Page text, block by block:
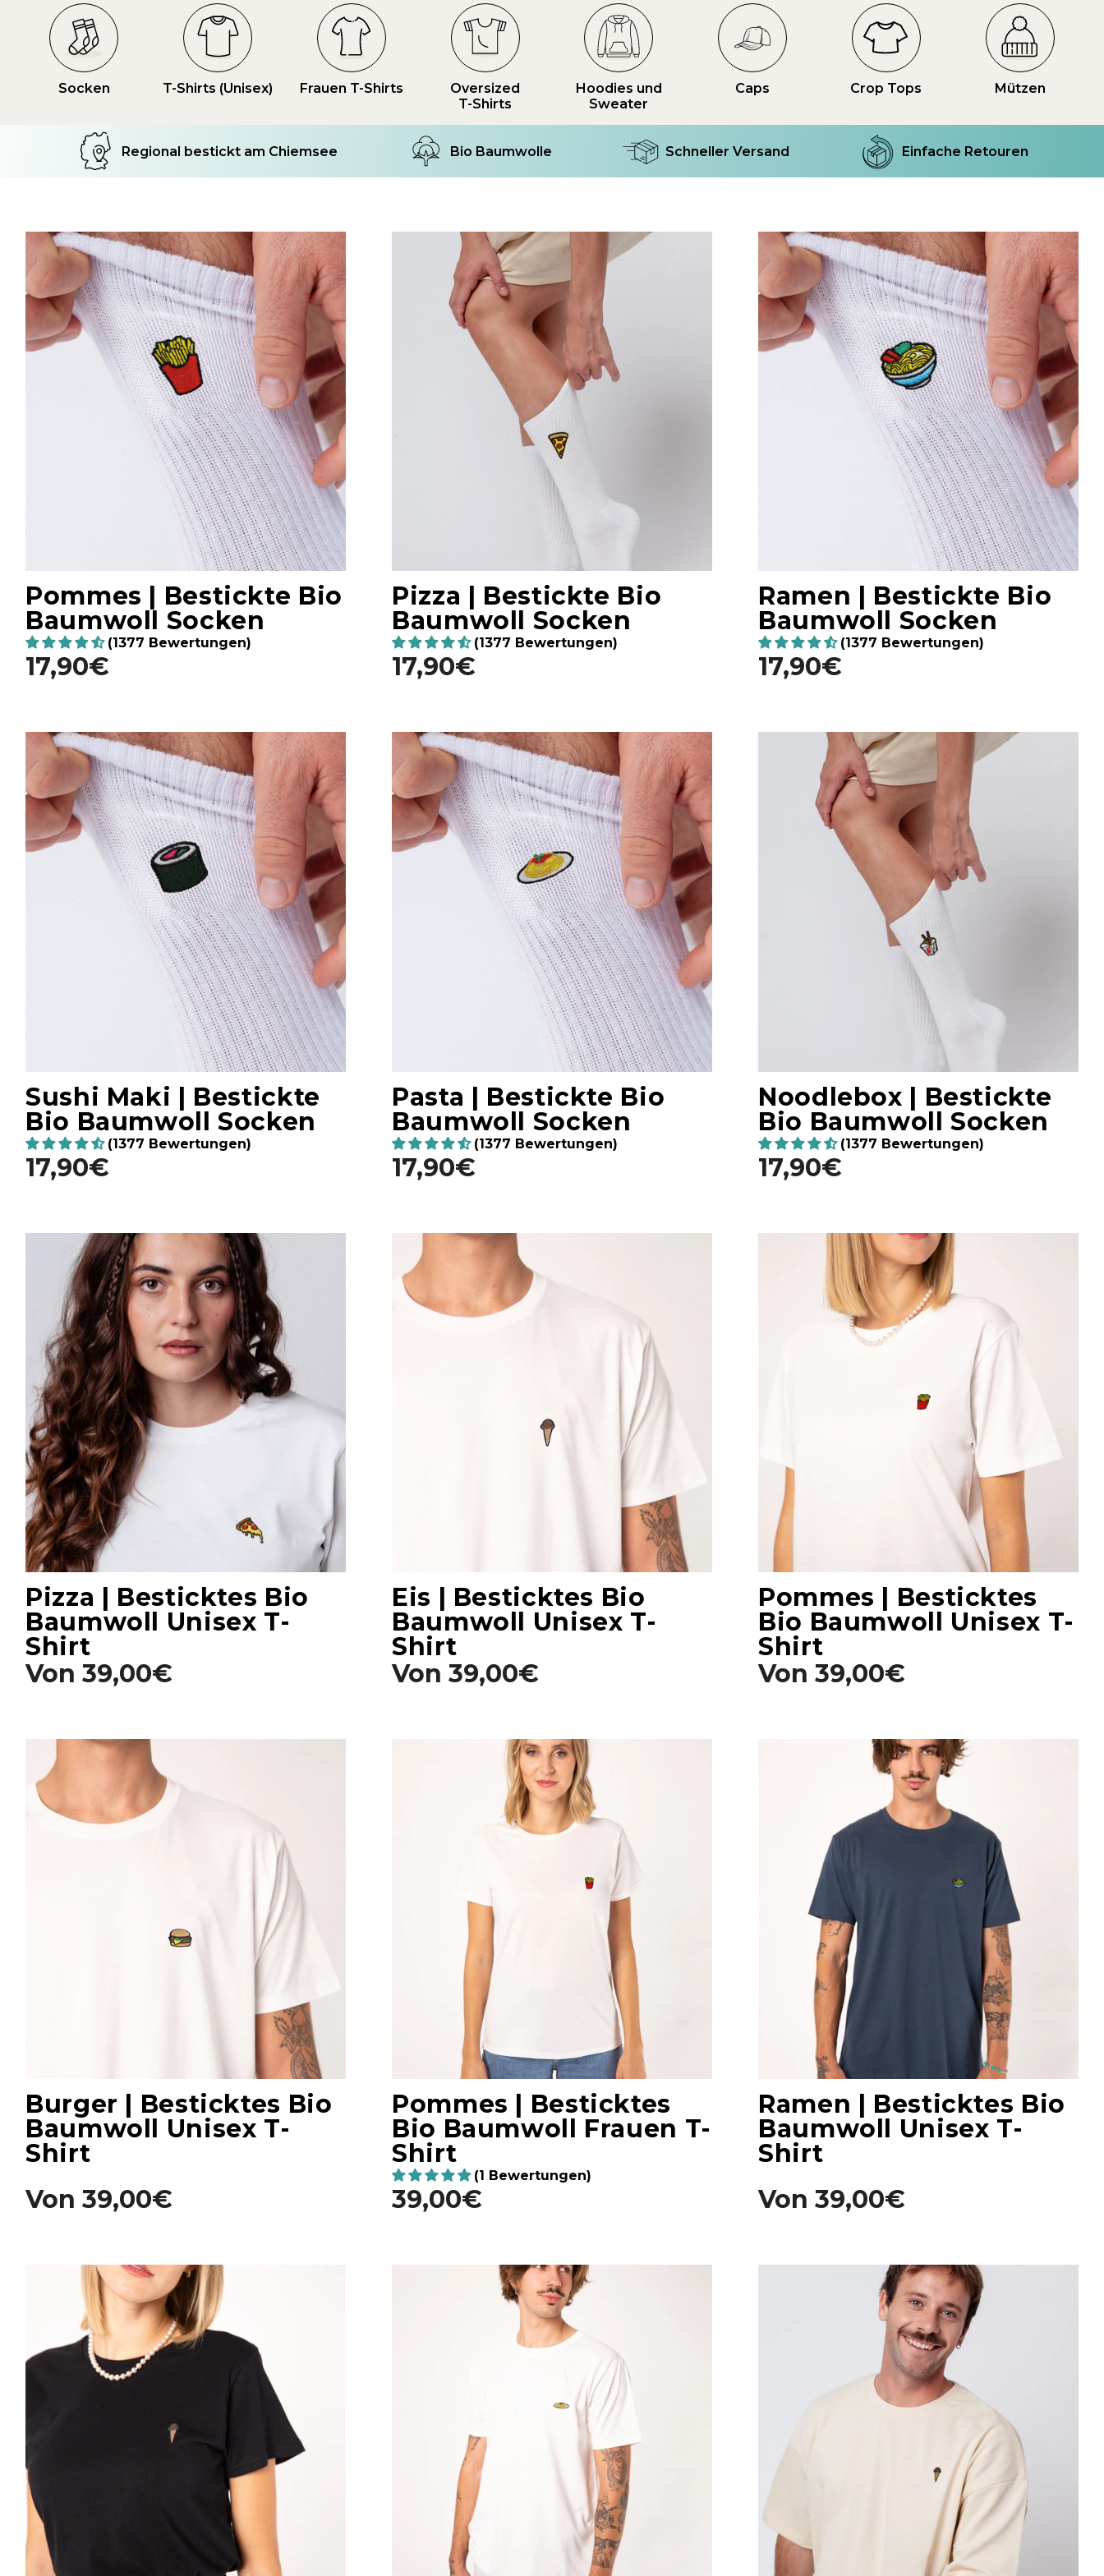
Socken T-Shirts (Unisex) Frauen T-Shirts
Oversized
T-Shirts
Hoodies und
Sweater
Caps Crop Tops Mützen
Regional bestickt am Chiemsee Bio Baumwolle Schneller Versand Einfache Retouren
Pommes | Bestickte Bio
Baumwoll Socken
(1377 Bewertungen)
17,90€
Pizza | Bestickte Bio
Baumwoll Socken
(1377 Bewertungen)
17,90€
Ramen | Bestickte Bio
Baumwoll Socken
(1377 Bewertungen)
17,90€
Sushi Maki | Bestickte
Bio Baumwoll Socken
(1377 Bewertungen)
17,90€
Pasta | Bestickte Bio
Baumwoll Socken
(1377 Bewertungen)
17,90€
Noodlebox | Bestickte
Bio Baumwoll Socken
(1377 Bewertungen)
17,90€
Pizza | Besticktes Bio
Baumwoll Unisex T-
Shirt
Von 39,00€
Eis | Besticktes Bio
Baumwoll Unisex T-
Shirt
Von 39,00€
Pommes | Besticktes
Bio Baumwoll Unisex T-
Shirt
Von 39,00€
Burger | Besticktes Bio
Baumwoll Unisex T-
Shirt
Von 39,00€
Pommes | Besticktes
Bio Baumwoll Frauen T-
Shirt
(1 Bewertungen)
39,00€
Ramen | Besticktes Bio
Baumwoll Unisex T-
Shirt
Von 39,00€